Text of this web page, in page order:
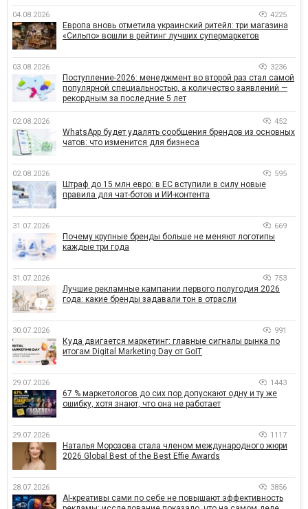
04.08.2026 4225
Европа вновь отметила украинский ритейл: три магазина
«Сильпо» вошли в рейтинг лучших супермаркетов
03.08.2026 3236
Поступление-2026: менеджмент во второй раз стал самой
популярной специальностью, а количество заявлений —
рекордным за последние 5 лет
02.08.2026 452
WhatsApp будет удалять сообщения брендов из основных
чатов: что изменится для бизнеса
02.08.2026 595
Штраф до 15 млн евро: в ЕС вступили в силу новые
правила для чат-ботов и ИИ-контента
31.07.2026 669
Почему крупные бренды больше не меняют логотипы
каждые три года
31.07.2026 753
Лучшие рекламные кампании первого полугодия 2026
года: какие бренды задавали тон в отрасли
30.07.2026 991
Куда двигается маркетинг: главные сигналы рынка по
итогам Digital Marketing Day от GoIT
29.07.2026 1443
67 % маркетологов до сих пор допускают одну и ту же
ошибку, хотя знают, что она не работает
29.07.2026 1117
Наталья Морозова стала членом международного жюри
2026 Global Best of the Best Effie Awards
28.07.2026 3856
AI-креативы сами по себе не повышают эффективность